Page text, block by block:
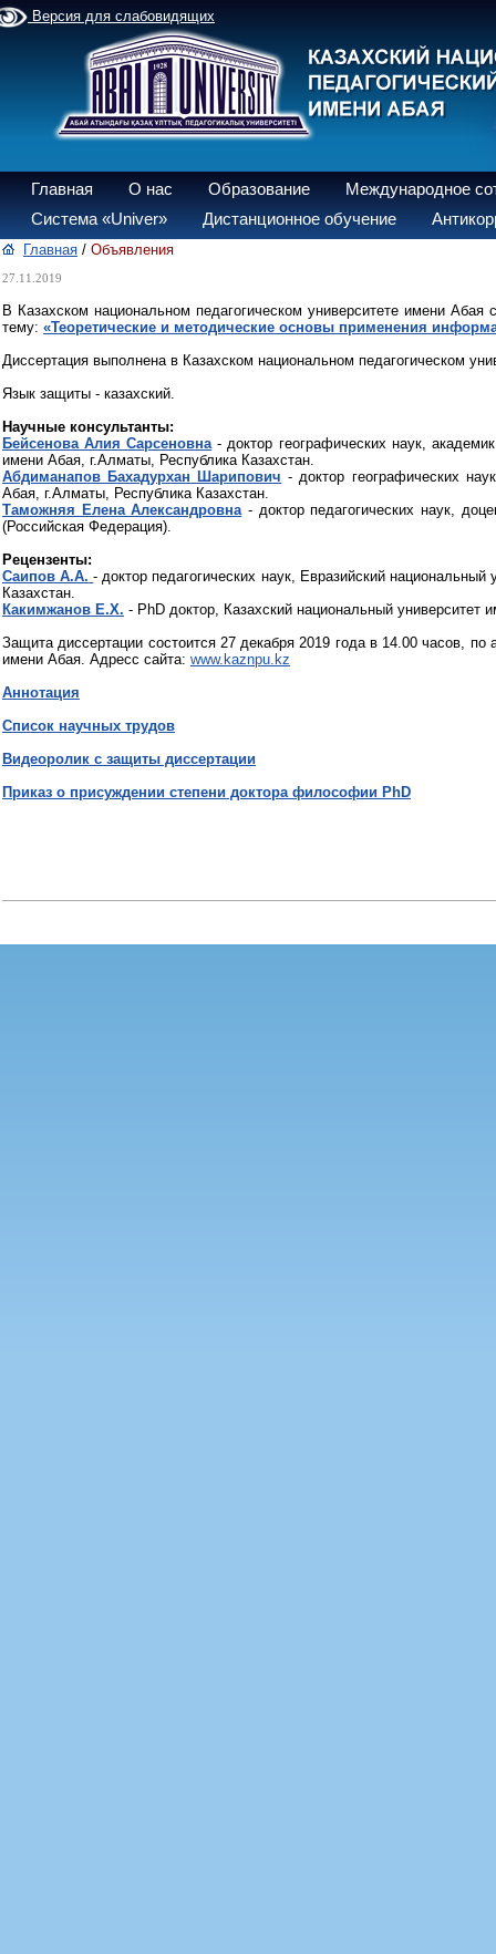
Версия для слабовидящих
Главная О нас Образование
Международное
Система «Univer»
Дистанционное обучение
Главная / Объявления
27.11.2019
В Казахском национальном педагогическом университете имени
тему: «Теоретические и методические основы применения
Диссертация выполнена в Казахском национальном педагогическом
Язык защиты - казахский.
Научные консультанты:
Бейсенова Алия Сарсеновна- доктор географических наук,
имени Абая, г.Алматы, Республика Казахстан.
Абдиманапов Бахадурхан Шарипович - доктор географических
Абая, г.Алматы, Республика Казахстан.
Таможняя Елена Александровна- доктор педагогических наук,
(Российская Федерация).
Рецензенты:
Саипов А.А. - доктор педагогических наук, Евразийский
Казахстан.
Какимжанов Е.Х. - PhD доктор, Казахский национальный
Защита диссертации состоится 27 декабря 2019 года в 14.00 часов,
имени Абая. Адресс сайта: www.kaznpu.kz
Аннотация
Список научных трудов
Видеоролик с защиты диссертации
Приказ о присуждении степени доктора философии PhD